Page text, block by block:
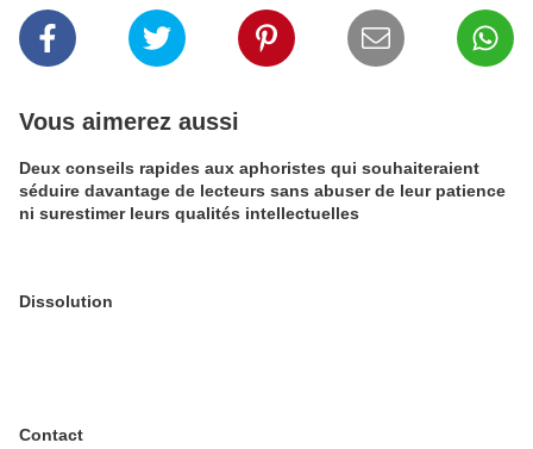
Vous aimerez aussi
Deux conseils rapides aux aphoristes qui souhaiteraient
séduire davantage de lecteurs sans abuser de leur patience
ni surestimer leurs qualités intellectuelles
Dissolution
Contact